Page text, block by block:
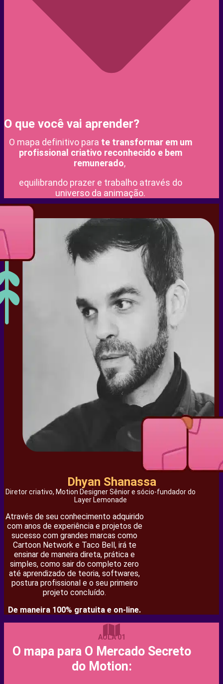
O que você vai aprender?
O mapa definitivo para te transformar em um
profissional criativo reconhecido e bem
remunerado,
equilibrando prazer e trabalho através do
universo da animação.
Dhyan Shanassa
Diretor criativo, Motion Designer Sênior e sócio-fundador do
Layer Lemonade
Através de seu conhecimento adquirido
com anos de experiência e projetos de
sucesso com grandes marcas como
Cartoon Network e Taco Bell, irá te
ensinar de maneira direta, prática e
simples, como sair do completo zero
até aprendizado de teoria, softwares,
postura profissional e o seu primeiro
projeto concluído.
De maneira 100% gratuita e on-line.
AULA 01
O mapa para O Mercado Secreto
do Motion: